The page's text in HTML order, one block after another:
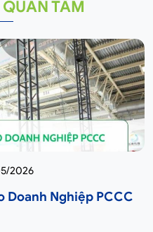
QUAN TÂM
2026
Doanh Nghiệp PCCC